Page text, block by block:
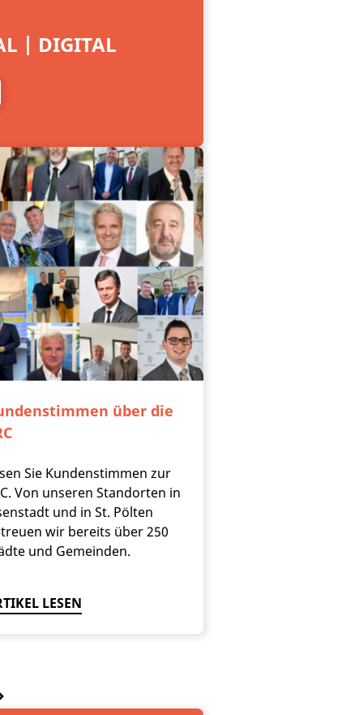
| DIGITAL
über die
Sie Kundenstimmen zur
Von unseren Standorten in
und in St. Pölten
wir bereits über 250
und Gemeinden.
LESEN